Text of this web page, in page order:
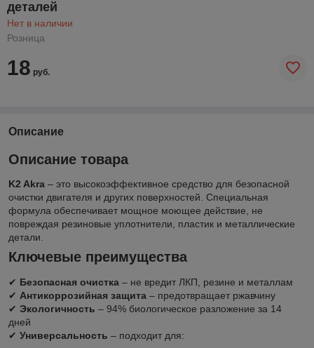
деталей
Нет в наличии
Розница
18 руб.
Описание
Описание товара
K2 Akra – это высокоэффективное средство для безопасной
очистки двигателя и других поверхностей. Специальная
формула обеспечивает мощное моющее действие, не
повреждая резиновые уплотнители, пластик и металлические
детали.
Ключевые преимущества
✔ Безопасная очистка – не вредит ЛКП, резине и металлам
✔ Антикоррозийная защита – предотвращает ржавчину
✔ Экологичность – 94% биологическое разложение за 14
дней
✔ Универсальность – подходит для: